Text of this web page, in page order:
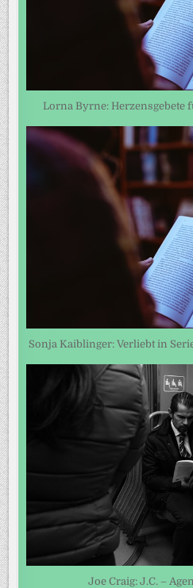
Lorna Byrne: Herzensgebete
Sonja Kaiblinger: Verliebt in
Joe Craig: J.C. –